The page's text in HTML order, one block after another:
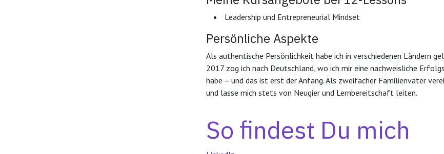
Leadership und Entrepreneurial Mindset
Persönliche Aspekte
Als authentische Persönlichkeit habe ich in verschiedenen Ländern
2017 zog ich nach Deutschland, wo ich mir eine nachweisliche
habe – und das ist erst der Anfang. Als zweifacher Familienvater
und lasse mich stets von Neugier und Lernbereitschaft leiten.
So findest Du mich